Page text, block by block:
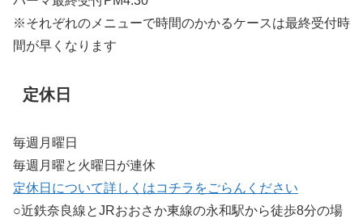
※それぞれのメニューで時間のかかるケースは最終受付時
間が早くなります
定休日
毎週月曜日
毎週月曜と火曜日が連休
定休日について詳しくはコチラをごらんください
○近鉄奈良線とJRおおさか東線の永和駅から徒歩8分の場